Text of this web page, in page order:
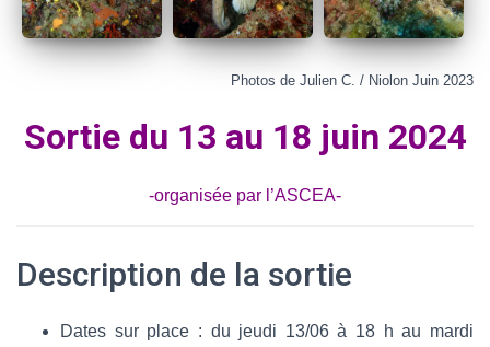
Photos de Julien C. / Niolon Juin 2023
Sortie du 13 au 18 juin 2024
-organisée par l’ASCEA-
Description de la sortie
Dates sur place : du jeudi 13/06 à 18 h au mardi